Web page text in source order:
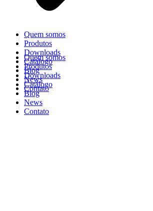
Quem somos
Produtos
Downloads
Catálogo
Blog
News
Contato
Quem somos
Produtos
Downloads
Catálogo
Blog
News
Contato